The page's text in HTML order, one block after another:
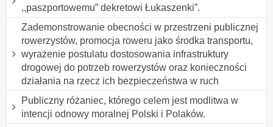
,,paszportowemu” dekretowi Łukaszenki”.
Zademonstrowanie obecności w przestrzeni publicznej
rowerzystów, promocja roweru jako środka transportu,
wyrażenie postulatu dostosowania infrastruktury
drogowej do potrzeb rowerzystów oraz konieczności
działania na rzecz ich bezpieczeństwa w ruch
Publiczny różaniec, którego celem jest modlitwa w
intencji odnowy moralnej Polski i Polaków.